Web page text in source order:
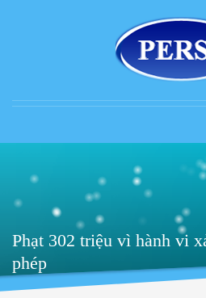
Phạt 302 triệu vì hành vi
phép